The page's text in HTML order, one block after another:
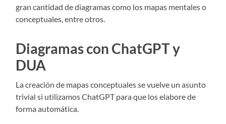
gran cantidad de diagramas como los mapas mentales o
conceptuales, entre otros.
Diagramas con ChatGPT y
DUA
La creación de mapas conceptuales se vuelve un asunto
trivial si utilizamos ChatGPT para que los elabore de
forma automática.